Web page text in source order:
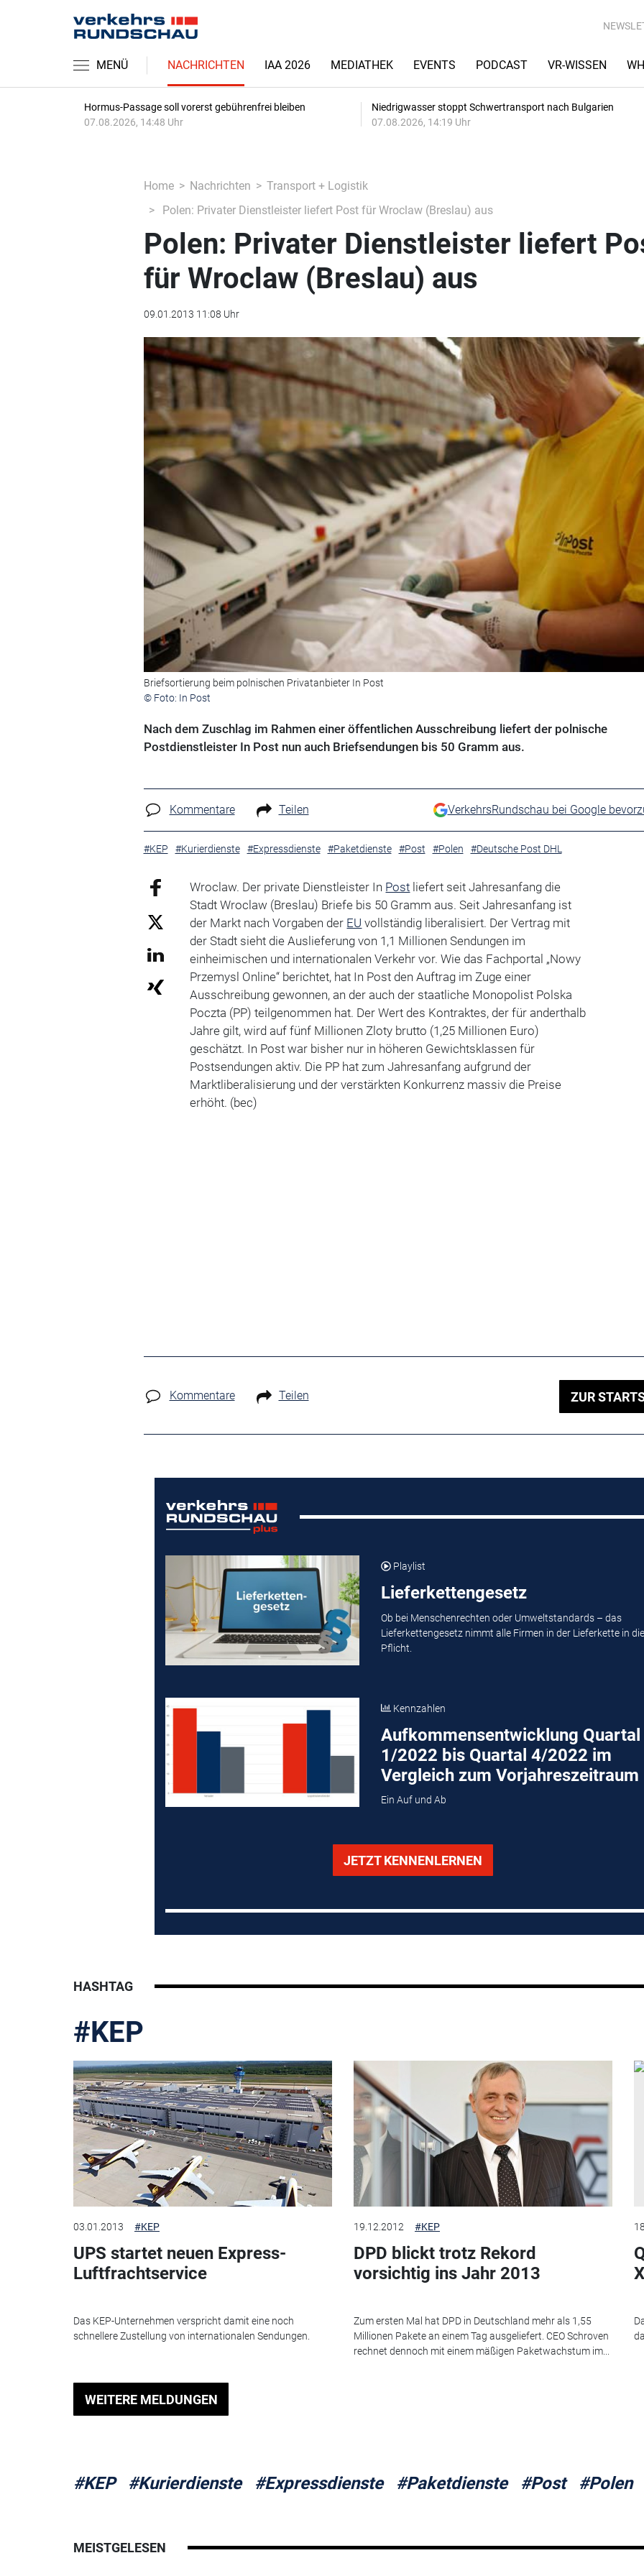
MENÜ NACHRICHTEN IAA 2026 MEDIATHEK EVENTS PODCAST VR-WISSEN
Hormus-Passage soll vorerst gebührenfrei bleiben
07.08.2026, 14:48 Uhr
Niedrigwasser stoppt Schwertransport nach Bulgarien
07.08.2026, 14:19 Uhr
Home Nachrichten
Transport + Logistik
Polen: Privater Dienstleister liefert Post für Wroclaw (Breslau) aus
Polen: Privater Dienstleister liefert
für Wroclaw (Breslau) aus
09.01.2013 11:08 Uhr
Briefsortierung beim polnischen Privatanbieter In Post
© Foto: In Post
Nach dem Zuschlag im Rahmen einer öffentlichen Ausschreibung liefert der polnische
Postdienstleister In Post nun auch Briefsendungen bis 50 Gramm aus.
Kommentare Teilen VerkehrsRundschau bei Google
#KEP #Kurierdienste #Expressdienste #Paketdienste #Post #Polen #Deutsche Post DHL
Wroclaw. Der private Dienstleister In Post liefert seit Jahresanfang die
Stadt Wroclaw (Breslau) Briefe bis 50 Gramm aus. Seit Jahresanfang ist
der Markt nach Vorgaben der EU vollständig liberalisiert. Der Vertrag mit
der Stadt sieht die Auslieferung von 1,1 Millionen Sendungen im
einheimischen und internationalen Verkehr vor. Wie das Fachportal „Nowy
Przemysl Online“ berichtet, hat In Post den Auftrag im Zuge einer
Ausschreibung gewonnen, an der auch der staatliche Monopolist Polska
Poczta (PP) teilgenommen hat. Der Wert des Kontraktes, der für anderthalb
Jahre gilt, wird auf fünf Millionen Zloty brutto (1,25 Millionen Euro)
geschätzt. In Post war bisher nur in höheren Gewichtsklassen für
Postsendungen aktiv. Die PP hat zum Jahresanfang aufgrund der
Marktliberalisierung und der verstärkten Konkurrenz massiv die Preise
erhöht. (bec)
Kommentare Teilen ZUR
Playlist
Lieferkettengesetz
Ob bei Menschenrechten oder Umweltstandards – das
Lieferkettengesetz nimmt alle Firmen in der Lieferkette in die
Pflicht.
Kennzahlen
Aufkommensentwicklung Quartal
1/2022 bis Quartal 4/2022 im
Vergleich zum Vorjahreszeitraum
Ein Auf und Ab
JETZT KENNENLERNEN
HASHTAG
#KEP
03.01.2013 #KEP
UPS startet neuen Express-
Luftfrachtservice
Das KEP-Unternehmen verspricht damit eine noch
schnellere Zustellung von internationalen Sendungen.
19.12.2012 #KEP
DPD blickt trotz Rekord
vorsichtig ins Jahr 2013
Zum ersten Mal hat DPD in Deutschland mehr als 1,55
Millionen Pakete an einem Tag ausgeliefert. CEO Schroven
rechnet dennoch mit einem mäßigen Paketwachstum im...
WEITERE MELDUNGEN
#KEP #Kurierdienste #Expressdienste #Paketdienste #Post #Polen
MEISTGELESEN